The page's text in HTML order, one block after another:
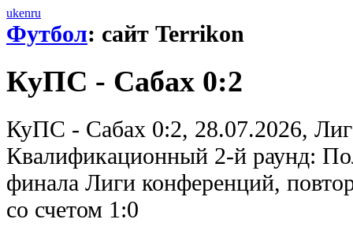
ukenru
Футбол: сайт Terrikon
КуПС - Сабах 0:2
КуПС - Сабах 0:2, 28.07.2026,
Квалификационный 2-й раунд:
финала Лиги конференций,
со счетом 1:0